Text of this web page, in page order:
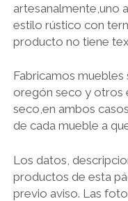
artesanalmente,uno
estilo rústico con
producto no tiene
Fabricamos
oregón seco y otros
seco,en ambos
de cada mueble a
Los datos,
productos de esta
previo aviso. Las